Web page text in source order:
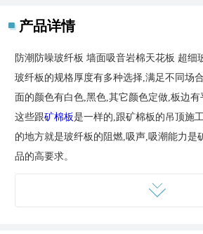
产品详情
防潮防噪玻纤板 墙面吸音岩棉天花板 超细
玻纤板的规格厚度有多种选择,满足不同场
面的颜色有白色,黑色,其它颜色定做,板边有
这些跟矿棉板是一样的,跟矿棉板的吊顶施
的地方就是玻纤板的阻燃,吸声,吸潮能力是
品的高要求。
玻纤板的规格厚度有多种选择,满足不同场